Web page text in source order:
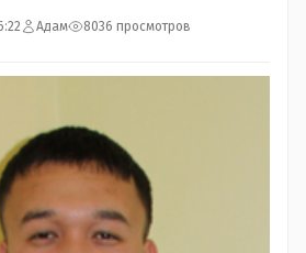
Адам 8036 просмотров